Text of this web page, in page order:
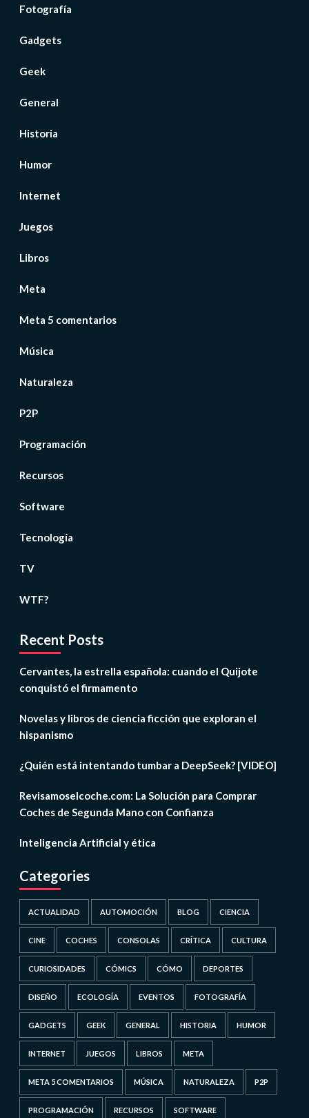
Fotografía
Gadgets
Geek
General
Historia
Humor
Internet
Juegos
Libros
Meta
Meta 5 comentarios
Música
Naturaleza
P2P
Programación
Recursos
Software
Tecnología
TV
WTF?
Recent Posts
Cervantes, la estrella española: cuando el Quijote
conquistó el firmamento
Novelas y libros de ciencia ficción que exploran el
hispanismo
¿Quién está intentando tumbar a DeepSeek? [VIDEO]
Revisamoselcoche.com: La Solución para Comprar
Coches de Segunda Mano con Confianza
Inteligencia Artificial y ética
Categories
ACTUALIDAD AUTOMOCIÓN BLOG CIENCIA
CINE COCHES CONSOLAS CRÍTICA CULTURA
CURIOSIDADES CÓMICS CÓMO DEPORTES
DISEÑO ECOLOGÍA EVENTOS FOTOGRAFÍA
GADGETS GEEK GENERAL HISTORIA HUMOR
INTERNET JUEGOS LIBROS META
META 5 COMENTARIOS MÚSICA NATURALEZA P2P
PROGRAMACIÓN RECURSOS SOFTWARE